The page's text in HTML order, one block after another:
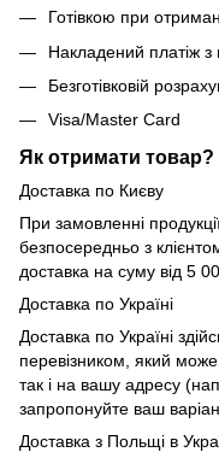
Готівкою при
Накладений платіж
Безготівковій
Visa/Master Card
Як отримати товар?
Доставка по Києву
При замовленні
безпосередньо з
доставка на суму від 5
Доставка по Україні
Доставка по Україні
перевізником, який
так і на вашу адресу
запропонуйте ваш
Доставка з Польщі в